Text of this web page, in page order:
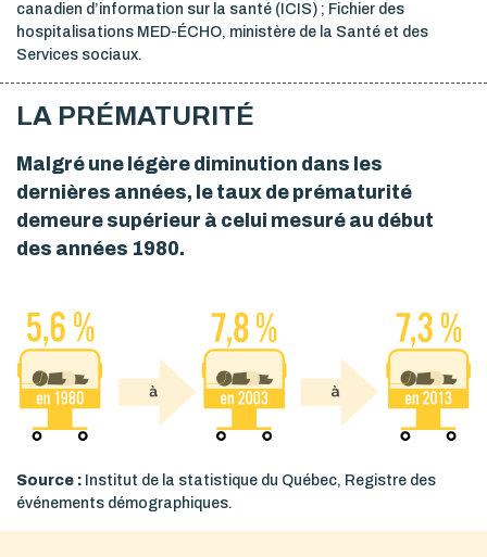
canadien d’information sur la santé (ICIS) ; Fichier des
hospitalisations MED-ÉCHO, ministère de la Santé et des
Services sociaux.
LA PRÉMATURITÉ
Malgré une légère diminution dans les
dernières années, le taux de prématurité
demeure supérieur à celui mesuré au début
des années 1980.
Source : Institut de la statistique du Québec, Registre des
événements démographiques.